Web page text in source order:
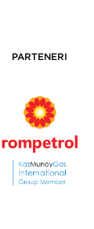
PARTENERI